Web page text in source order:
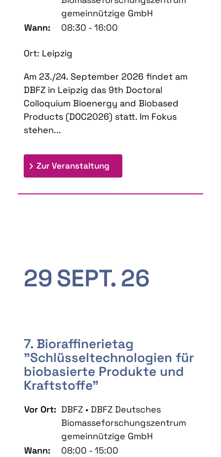
gemeinnützige GmbH
Wann:
08:30 - 16:00
Ort: Leipzig
Am 23./24. September 2026 findet am
DBFZ in Leipzig das 9th Doctoral
Colloquium Bioenergy and Biobased
Products (DOC2026) statt. Im Fokus
stehen...
Zur Veranstaltung
29SEPT. 26
7. Bioraffinerietag
"Schlüsseltechnologien für
biobasierte Produkte und
Kraftstoffe"
Vor Ort: DBFZ • DBFZ Deutsches
Biomasseforschungszentrum
gemeinnützige GmbH
Wann:
08:00 - 15:00